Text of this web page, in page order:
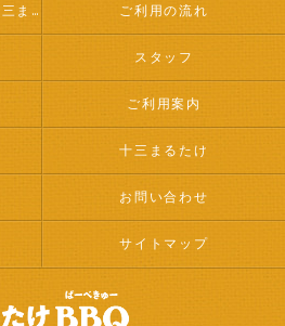
西中島南方のバーベキュー･十三まるたけのお客様の声 ご利用の流れ
スタッフ
ご利用案内
十三まるたけ
お問い合わせ
サイトマップ